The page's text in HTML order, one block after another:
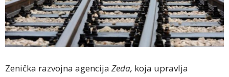
Zenička razvojna agencija Zeda, koja upravlja